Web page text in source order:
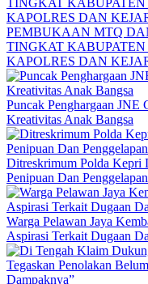
PEMBUKAAN MTQ
TINGKAT
KAPOLRES DAN
Puncak Penghargaan JNE
Kreativitas Anak Bangsa
Ditreskrimum Polda Kepri
Penipuan Dan Penggelapan
Warga Pelawan Jaya
Aspirasi Terkait Dugaan